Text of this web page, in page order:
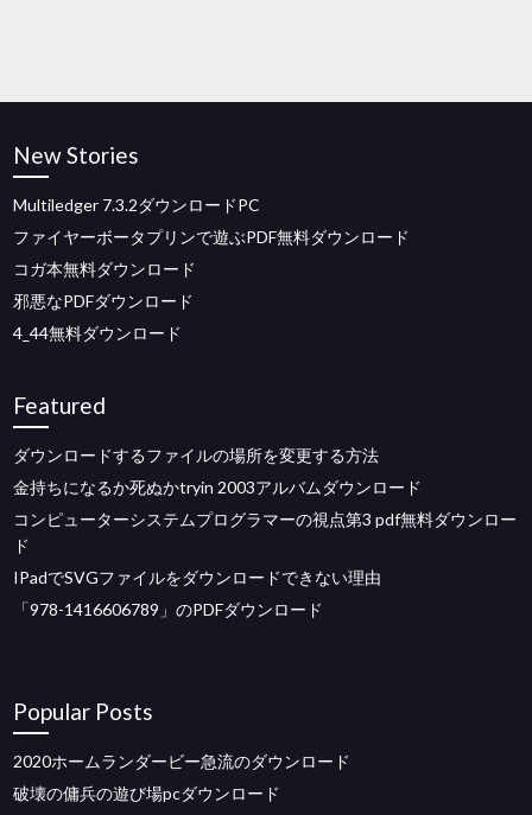
New Stories
Multiledger 7.3.2ダウンロードPC
ファイヤーボータプリンで遊ぶPDF無料ダウンロード
コガ本無料ダウンロード
邪悪なPDFダウンロード
4_44無料ダウンロード
Featured
ダウンロードするファイルの場所を変更する方法
金持ちになるか死ぬかtryin 2003アルバムダウンロード
コンピューターシステムプログラマーの視点第3 pdf無料ダウンロー
ド
IPadでSVGファイルをダウンロードできない理由
「978-1416606789」のPDFダウンロード
Popular Posts
2020ホームランダービー急流のダウンロード
破壊の傭兵の遊び場pcダウンロード